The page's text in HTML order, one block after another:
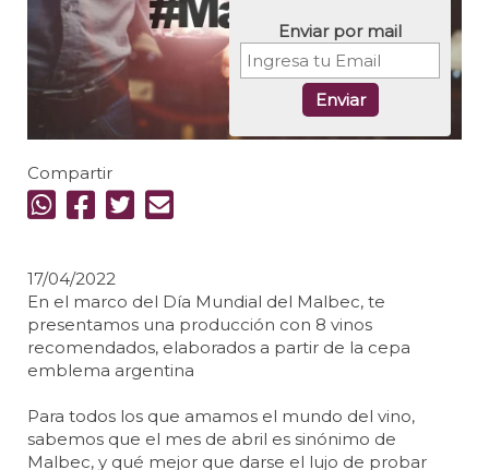
Enviar por mail
Enviar
Compartir
17/04/2022
En el marco del Día Mundial del Malbec, te
presentamos una producción con 8 vinos
recomendados, elaborados a partir de la cepa
emblema argentina
Para todos los que amamos el mundo del vino,
sabemos que el mes de abril es sinónimo de
Malbec, y qué mejor que darse el lujo de probar